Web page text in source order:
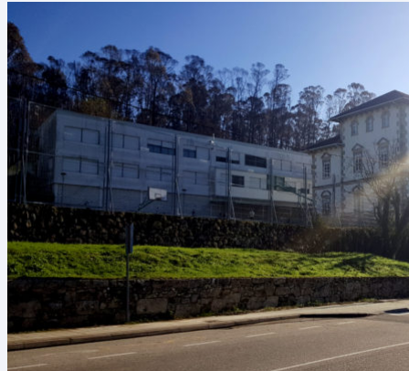
Emprego e Formación
Consumo e Comercio
Turismo
Patrimonio
Urbanismo e Vivenda
Facenda
Orzamentos, Taxas e Impostos
Fomento
Alumeado Público
Augas
Saneamento
Vías e Obras
Servizos
Persoal
Parque Móbil
Innovación Tecnolóxica
Deportes
Medio
Tratamento do Lixo